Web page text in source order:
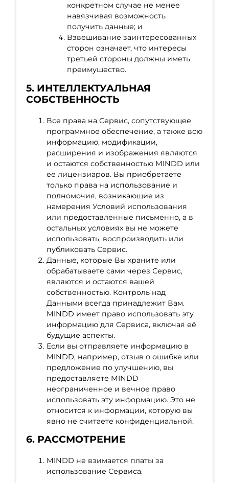
конкретном случае не менее
навязчивая возможность
получить данные; и
Взвешивание заинтересованных
сторон означает, что интересы
третьей стороны должны иметь
преимущество.
5. ИНТЕЛЛЕКТУАЛЬНАЯ
СОБСТВЕННОСТЬ
Все права на Сервис, сопутствующее
программное обеспечение, а также всю
информацию, модификации,
расширения и изображения являются
и остаются собственностью MINDD или
её лицензиаров. Вы приобретаете
только права на использование и
полномочия, возникающие из
намерения Условий использования
или предоставленные письменно, а в
остальных условиях вы не можете
использовать, воспроизводить или
публиковать Сервис.
Данные, которые Вы храните или
обрабатываете сами через Сервис,
являются и остаются вашей
собственностью. Контроль над
Данными всегда принадлежит Вам.
MINDD имеет право использовать эту
информацию для Сервиса, включая её
будущие аспекты.
Если вы отправляете информацию в
MINDD, например, отзыв о ошибке или
предложение по улучшению, вы
предоставляете MINDD
неограниченное и вечное право
использовать эту информацию. Это не
относится к информации, которую вы
явно не считаете конфиденциальной.
6. РАССМОТРЕНИЕ
MINDD не взимается платы за
использование Сервиса.